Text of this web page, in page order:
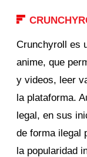
Crunchyroll es
anime, que
y videos, leer
la plataforma.
legal, en sus
de forma ilegal
la popularidad